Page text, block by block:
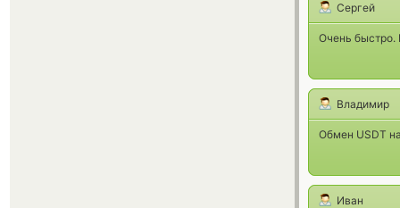
Сергей
Очень быстро.
Владимир
Обмен USDT
Иван